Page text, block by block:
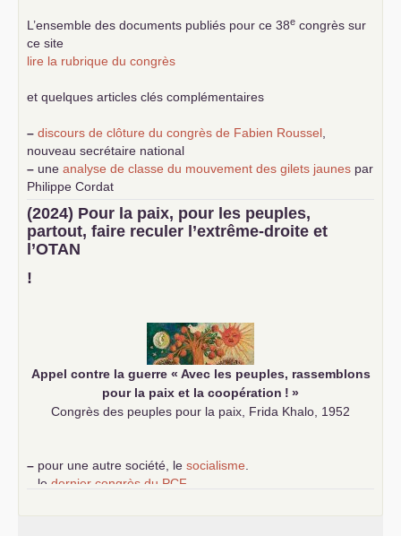
L’ensemble des documents publiés pour ce 38e congrès sur
ce site
lire la rubrique du congrès
et quelques articles clés complémentaires
– discours de clôture du congrès de Fabien Roussel,
nouveau secrétaire national
– une analyse de classe du mouvement des gilets jaunes par
Philippe Cordat
–un texte de Jean-Claude Delaunay
le marxisme est la
science sociale de notre temps
–un appel proposé aux partis communistes et ouvrier
d’Europe
–
(2024) Pour la paix, pour les peuples,
partout, faire reculer l’extrême-droite et
l’OTAN
!
Appel contre la guerre « Avec les peuples, rassemblons
pour la paix et la coopération ! »
Congrès des peuples pour la paix, Frida Khalo, 1952
– pour une autre société, le socialisme.
le dernier congrès du PCF